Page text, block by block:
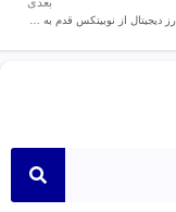
بعدی
“آموزش خرید ارز دیجیتال از نوبیتکس قدم به قدم تصویری “